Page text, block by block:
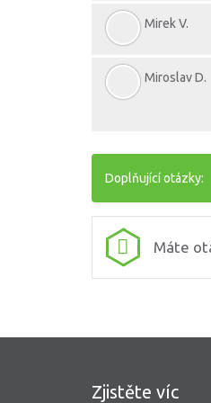
Mirek V.
Miroslav D.
Doplňující otázky:
Máte
Zjistěte víc